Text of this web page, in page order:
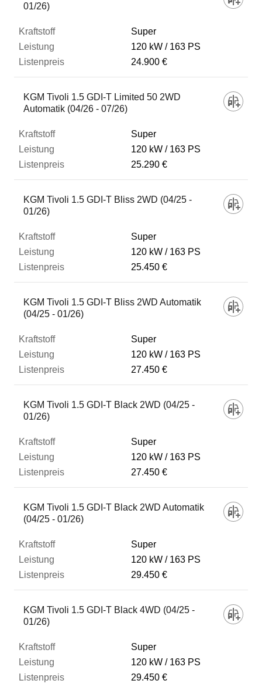
01/26)
Super
120 kW
163 PS
24.900 €
KGM Tivoli 1.5 GDI-T Limited 50 2WD
Automatik (04/26 - 07/26)
Super
120 kW
163 PS
25.290 €
KGM Tivoli 1.5 GDI-T Bliss 2WD (04/25 -
01/26)
Super
120 kW
163 PS
25.450 €
KGM Tivoli 1.5 GDI-T Bliss 2WD Automatik
(04/25 - 01/26)
Super
120 kW
163 PS
27.450 €
KGM Tivoli 1.5 GDI-T Black 2WD (04/25 -
01/26)
Super
120 kW
163 PS
27.450 €
KGM Tivoli 1.5 GDI-T Black 2WD Automatik
(04/25 - 01/26)
Super
120 kW
163 PS
29.450 €
KGM Tivoli 1.5 GDI-T Black 4WD (04/25 -
01/26)
Super
120 kW
163 PS
29.450 €